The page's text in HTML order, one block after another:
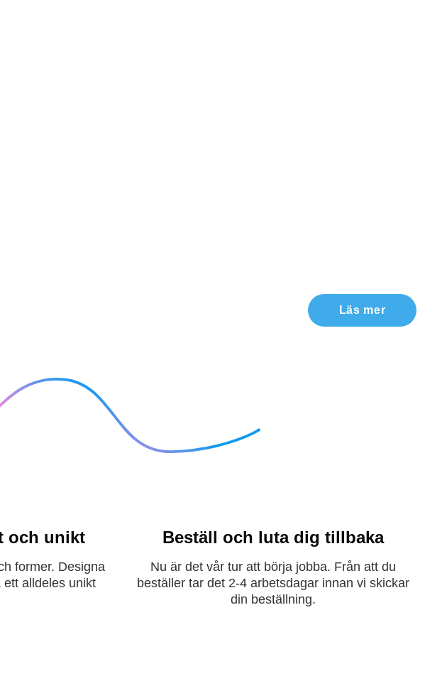
Läs mer
och unikt
former. Designa
alldeles unikt
Beställ och luta dig tillbaka
Nu är det vår tur att börja jobba. Från att du
beställer tar det 2-4 arbetsdagar innan vi skickar
din beställning.